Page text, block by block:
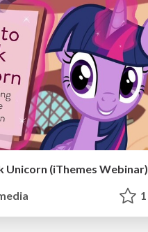
Unicorn (iThemes Webinar)
1